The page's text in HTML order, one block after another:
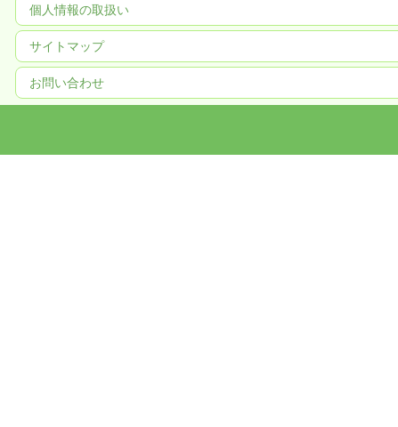
個人情報の取扱い
サイトマップ
お問い合わせ